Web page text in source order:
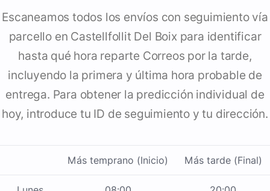
Escaneamos todos los envíos con seguimiento vía
parcello en Castellfollit Del Boix para identificar
hasta qué hora reparte Correos por la tarde,
incluyendo la primera y última hora probable de
entrega. Para obtener la predicción individual de
hoy, introduce tu ID de seguimiento y tu dirección.
Más temprano (Inicio) Más tarde (Final)